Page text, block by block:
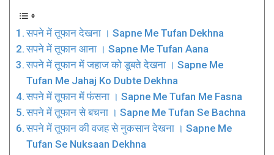
सपने में तूफान देखना । Sapne Me Tufan Dekhna
सपने में तूफान आना । Sapne Me Tufan Aana
सपने में तूफान में जहाज को डूबते देखना । Sapne Me
Tufan Me Jahaj Ko Dubte Dekhna
सपने में तूफान में फंसना । Sapne Me Tufan Me Fasna
सपने में तूफान से बचना । Sapne Me Tufan Se Bachna
सपने में तूफान की वजह से नुकसान देखना । Sapne Me
Tufan Se Nuksaan Dekhna